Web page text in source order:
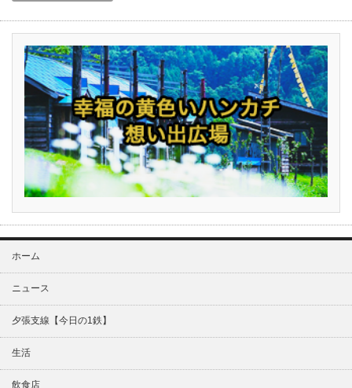
ホーム
ニュース
夕張支線【今日の1鉄】
生活
飲食店